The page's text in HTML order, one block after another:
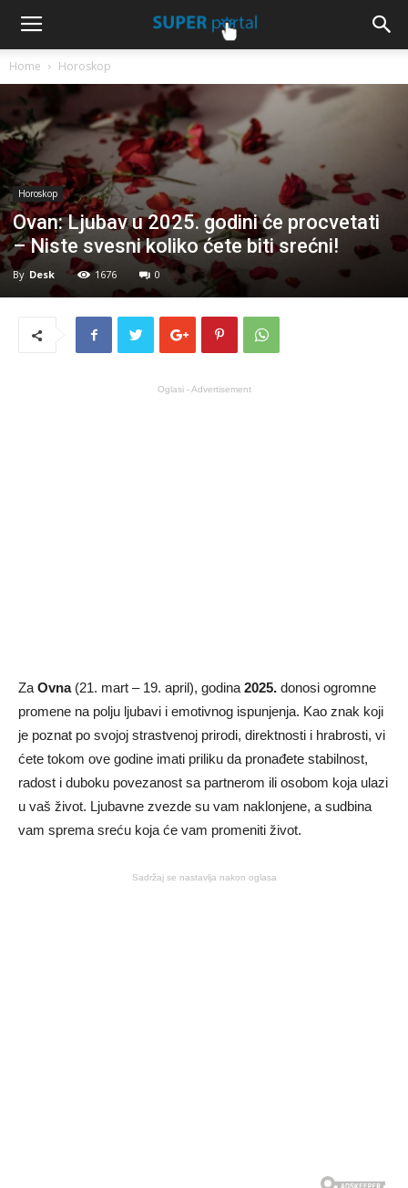
Home Horoskop
Horoskop
Ovan: Ljubav u 2025. godini će procvetati
– Niste svesni koliko ćete biti srećni!
By Desk 1676 0
Oglasi - Advertisement
Za Ovna(21. mart – 19. april), godina 2025. donosi ogromne
promene na polju ljubavi i emotivnog ispunjenja. Kao znak koji
je poznat po svojoj strastvenoj prirodi, direktnosti i hrabrosti, vi
ćete tokom ove godine imati priliku da pronađete stabilnost,
radost i duboku povezanost sa partnerom ili osobom koja ulazi
u vaš život. Ljubavne zvezde su vam naklonjene, a sudbina
vam sprema sreću koja će vam promeniti život.
Sadržaj se nastavlja nakon oglasa